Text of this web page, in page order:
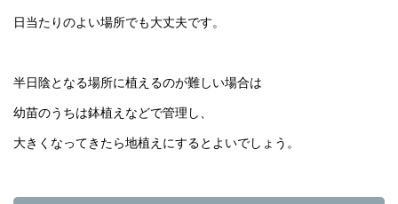
日当たりのよい場所でも大丈夫です。
半日陰となる場所に植えるのが難しい場合は
幼苗のうちは鉢植えなどで管理し、
大きくなってきたら地植えにするとよいでしょう。